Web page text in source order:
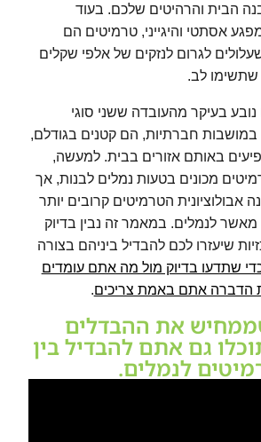
הבית והרהיטים שלכם. בעוד
אסתטי והיגייני, טרמיטים הם
לגרום לנזקים של אלפי שקלים
לב.
נובע בעיקר מהעובדה ששני סוגי
במושבות חברתיות, הם קטנים בגודלם,
באותם אזורים בבית. למעשה,
מכונים בטעות נמלים לבנות, אך
הטרמיטים קרובים יותר
לנמלים. במאמר זה נבין בדיוק
שיעזרו לכם להבדיל ביניהם בצורה
שתדעו בדיוק מול מה אתם עומדים
הדברה אתם באמת צריכים.
את ההבדלים
גם אתם להבדיל בין
לנמלים.